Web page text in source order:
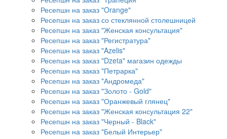
Ресепшн на заказ "Orange"
Ресепшн на заказ со стеклянной столешницей
Ресепшн на заказ "Женская консультация"
Ресепшн на заказ "Регистратура"
Ресепшн на заказ "Azelis"
Ресепшн на заказ "Dzeta" магазин одежды
Ресепшн на заказ "Петрарка"
Ресепшн на заказ "Андромеда"
Ресепшн на заказ "Золото - Gold"
Ресепшн на заказ "Оранжевый глянец"
Ресепшн на заказ "Женская консультация 22"
Ресепшн на заказ "Черный - Black"
Ресепшн на заказ "Белый Интерьер"